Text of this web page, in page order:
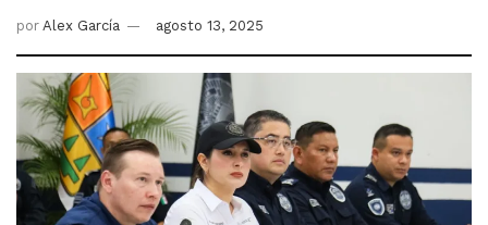
por Alex García agosto 13, 2025